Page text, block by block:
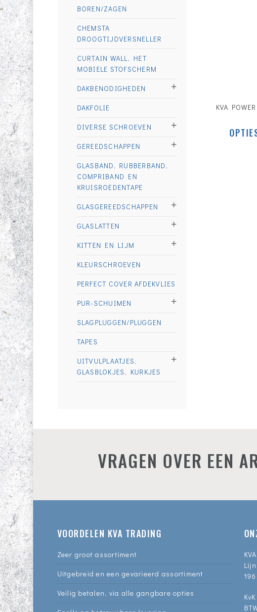
BOREN/ZAGEN
CHEMSTA
DROOGTIJDVERSNELLER
CURTAIN WALL, HET
MOBIELE STOFSCHERM
DAKBENODIGHEDEN
DAKFOLIE
DIVERSE SCHROEVEN
GEREEDSCHAPPEN
GLASBAND, RUBBERBAND,
COMPRIBAND EN
KRUISROEDENTAPE
GLASGEREEDSCHAPPEN
GLASLATTEN
KITTEN EN LIJM
KLEURSCHROEVEN
PERFECT COVER AFDEKVLIES
PUR-SCHUIMEN
SLAGPLUGGEN/PLUGGEN
TAPES
UITVULPLAATJES,
GLASBLOKJES, KURKJES
KVA
VRAGEN OVER EEN
VOORDELEN KVA TRADING
Zeer groot assortiment
Uitgebreid en een gevarieerd assortiment
Veilig betalen, via alle gangbare opties